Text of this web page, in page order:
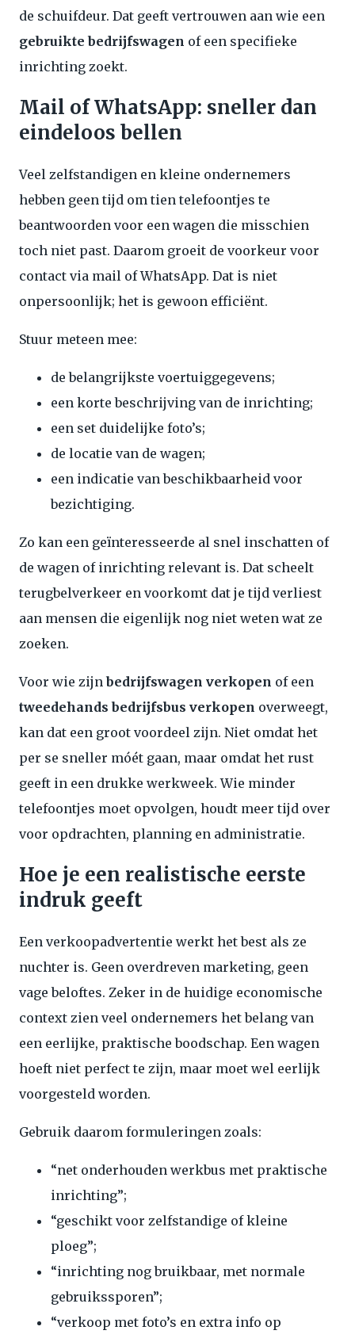
de schuifdeur. Dat geeft vertrouwen aan wie een
gebruikte bedrijfswagen of een specifieke
inrichting zoekt.
Mail of WhatsApp: sneller dan
eindeloos bellen
Veel zelfstandigen en kleine ondernemers
hebben geen tijd om tien telefoontjes te
beantwoorden voor een wagen die misschien
toch niet past. Daarom groeit de voorkeur voor
contact via mail of WhatsApp. Dat is niet
onpersoonlijk; het is gewoon efficiënt.
Stuur meteen mee:
de belangrijkste voertuiggegevens;
een korte beschrijving van de inrichting;
een set duidelijke foto’s;
de locatie van de wagen;
een indicatie van beschikbaarheid voor
bezichtiging.
Zo kan een geïnteresseerde al snel inschatten of
de wagen of inrichting relevant is. Dat scheelt
terugbelverkeer en voorkomt dat je tijd verliest
aan mensen die eigenlijk nog niet weten wat ze
zoeken.
Voor wie zijnbedrijfswagen verkopen of een
tweedehands bedrijfsbus verkopen overweegt,
kan dat een groot voordeel zijn. Niet omdat het
per se sneller móét gaan, maar omdat het rust
geeft in een drukke werkweek. Wie minder
telefoontjes moet opvolgen, houdt meer tijd over
voor opdrachten, planning en administratie.
Hoe je een realistische eerste
indruk geeft
Een verkoopadvertentie werkt het best als ze
nuchter is. Geen overdreven marketing, geen
vage beloftes. Zeker in de huidige economische
context zien veel ondernemers het belang van
een eerlijke, praktische boodschap. Een wagen
hoeft niet perfect te zijn, maar moet wel eerlijk
voorgesteld worden.
Gebruik daarom formuleringen zoals:
“net onderhouden werkbus met praktische
inrichting”;
“geschikt voor zelfstandige of kleine
ploeg”;
“inrichting nog bruikbaar, met normale
gebruikssporen”;
“verkoop met foto’s en extra info op